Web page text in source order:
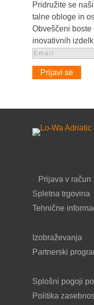
Pridružite se
talne obloge in
Obveščeni
inovativnih
Prijavi se
Prijava v račun
Spletna trgovina
Tehnične
Izobraževanja
Partnerski
Splošni pogoji
Politika